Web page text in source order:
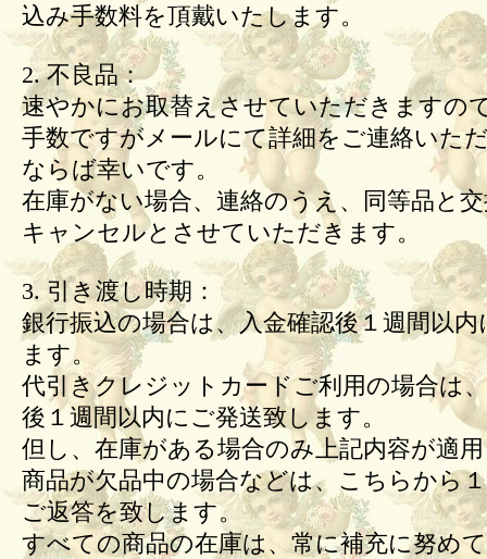
込み手数料を頂戴いたします。
2. 不良品：
速やかにお取替えさせていただきますの
手数ですがメールにて詳細をご連絡いた
ならば幸いです。
在庫がない場合、連絡のうえ、同等品と
キャンセルとさせていただきます。
3. 引き渡し時期：
銀行振込の場合は、入金確認後１週間以内
ます。
代引きクレジットカードご利用の場合は
後１週間以内にご発送致します。
但し、在庫がある場合のみ上記内容が適
商品が欠品中の場合などは、こちらから
ご返答を致します。
すべての商品の在庫は、常に補充に努め